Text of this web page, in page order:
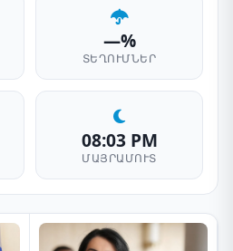
—%
ՏԵՂՈՒՄՆԵՐ
08:03 PM
ՄԱՅՐԱՄՈՒՏ